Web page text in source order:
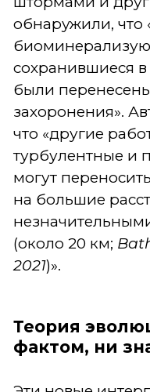
обнаружили, что
сохранившиеся
были
захоронения».
что «другие
турбулентные и
могут
на большие
(около 20 км;
2021)».
Теория
фактом, ни